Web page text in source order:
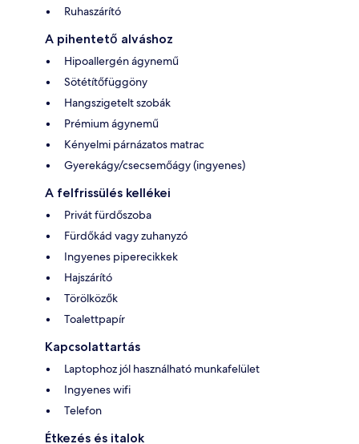
Ruhaszárító
A pihentető alváshoz
Hipoallergén ágynemű
Sötétítőfüggöny
Hangszigetelt szobák
Prémium ágynemű
Kényelmi párnázatos matrac
Gyerekágy/csecsemőágy (ingyenes)
A felfrissülés kellékei
Privát fürdőszoba
Fürdőkád vagy zuhanyzó
Ingyenes piperecikkek
Hajszárító
Törölközők
Toalettpapír
Kapcsolattartás
Laptophoz jól használható munkafelület
Ingyenes wifi
Telefon
Étkezés és italok